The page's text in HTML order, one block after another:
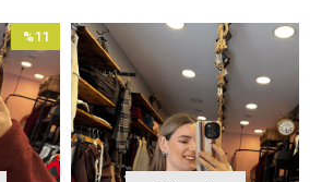
%11
İndirim
%11İndirim